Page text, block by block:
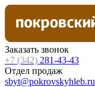
Заказать звонок
+7 (342) 281-43-43
Отдел продаж
sbyt@pokrovskyhleb.ru